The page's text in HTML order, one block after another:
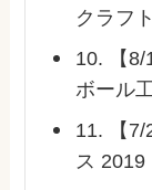
クラフ
10. 【8/
ボール
11. 【7/
ス 2019